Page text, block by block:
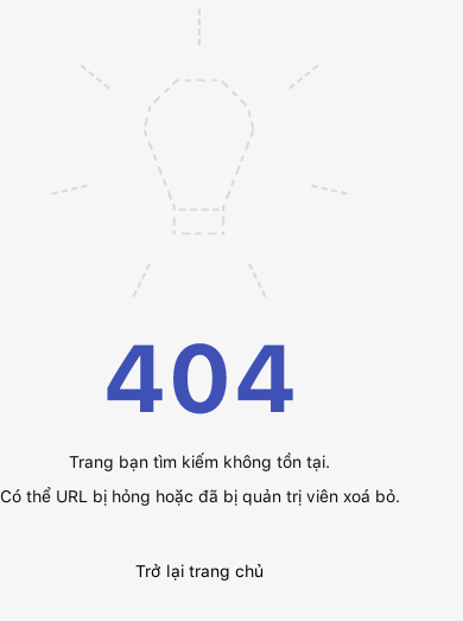
404
Trang bạn tìm kiếm không tồn tại.
Có thể URL bị hỏng hoặc đã bị quản trị viên xoá bỏ.
Trở lại trang chủ